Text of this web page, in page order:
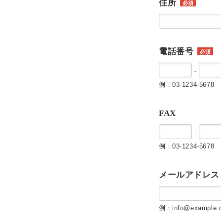
住所 必須
電話番号 必須
-
例：03-1234-5678
FAX
-
例：03-1234-5678
メールアドレス
例：